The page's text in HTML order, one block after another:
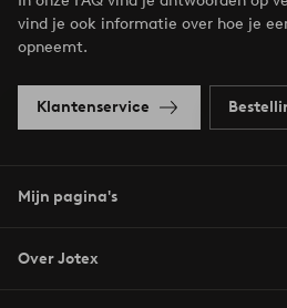
vind je ook informatie over hoe je
opneemt.
Klantenservice
Mijn pagina's
Over Jotex